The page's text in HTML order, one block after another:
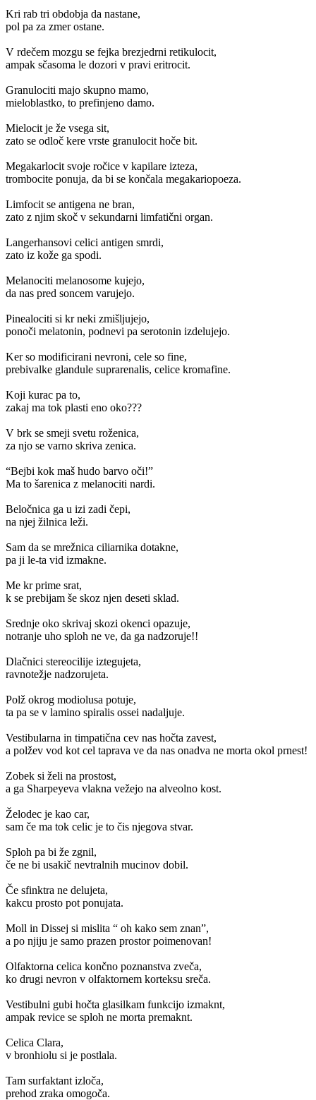
Kri rab tri obdobja da nastane,
pol pa za zmer ostane.
V rdečem mozgu se fejka brezjedrni retikulocit,
ampak sčasoma le dozori v pravi eritrocit.
Granulociti majo skupno mamo,
mieloblastko, to prefinjeno damo.
Mielocit je že vsega sit,
zato se odloč kere vrste granulocit hoče bit.
Megakarlocit svoje ročice v kapilare izteza,
trombocite ponuja, da bi se končala megakariopoeza.
Limfocit se antigena ne bran,
zato z njim skoč v sekundarni limfatični organ.
Langerhansovi celici antigen smrdi,
zato iz kože ga spodi.
Melanociti melanosome kujejo,
da nas pred soncem varujejo.
Pinealociti si kr neki zmišljujejo,
ponoči melatonin, podnevi pa serotonin izdelujejo.
Ker so modificirani nevroni, cele so fine,
prebivalke glandule suprarenalis, celice kromafine.
Koji kurac pa to,
zakaj ma tok plasti eno oko???
V brk se smeji svetu roženica,
za njo se varno skriva zenica.
“Bejbi kok maš hudo barvo oči!”
Ma to šarenica z melanociti nardi.
Beločnica ga u izi zadi čepi,
na njej žilnica leži.
Sam da se mrežnica ciliarnika dotakne,
pa ji le-ta vid izmakne.
Me kr prime srat,
k se prebijam še skoz njen deseti sklad.
Srednje oko skrivaj skozi okenci opazuje,
notranje uho sploh ne ve, da ga nadzoruje!!
Dlačnici stereocilije iztegujeta,
ravnotežje nadzorujeta.
Polž okrog modiolusa potuje,
ta pa se v lamino spiralis ossei nadaljuje.
Vestibularna in timpatična cev nas hočta zavest,
a polžev vod kot cel taprava ve da nas onadva ne morta okol prnest!
Zobek si želi na prostost,
a ga Sharpeyeva vlakna vežejo na alveolno kost.
Želodec je kao car,
sam če ma tok celic je to čis njegova stvar.
Sploh pa bi že zgnil,
če ne bi usakič nevtralnih mucinov dobil.
Če sfinktra ne delujeta,
kakcu prosto pot ponujata.
Moll in Dissej si mislita “ oh kako sem znan”,
a po njiju je samo prazen prostor poimenovan!
Olfaktorna celica končno poznanstva zveča,
ko drugi nevron v olfaktornem korteksu sreča.
Vestibulni gubi hočta glasilkam funkcijo izmaknt,
ampak revice se sploh ne morta premaknt.
Celica Clara,
v bronhiolu si je postlala.
Tam surfaktant izloča,
prehod zraka omogoča.